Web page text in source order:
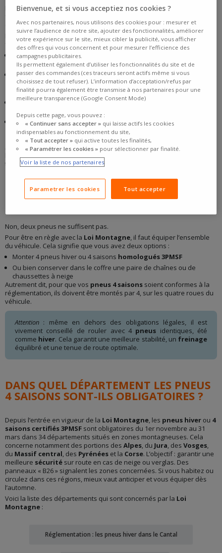
pneus 4 saisonss’usent-ils plus vite que les autres ? Pas
ou hiver, à condition qu’ils soient bien utilisés et entretenus.
En réalité, la durée de vie d’un pneu 4 saisons dépend de plusieurs
facteurs :
Lestyle de conduite: une conduite agressive (accélérations
brusques, freinages secs) accélère l’usure des gommes.
Letype de trajets: les longues distances sur autoroute favorisent
une usure plus régulière, tandis que les routes dégradées ou
sinueuses sollicitent davantage les pneus.
Leclimat : rouler fréquemment sur routes mouillées, verglacées ou
L’entretien: pression adaptée, alignement correct, permutation
régulière... un bon entretien est essentiel pour préserver les
performances et la longévité de vos pneus.
En résumé: bien entretenus et utilisés dans des conditions adaptées,
pneus 4 saisonspeuvent durer aussi longtemps que les autres
types de pneus.
EST-CE QUE DEUX PNEUS 4 SAISONS
SUFFISENT POUR LA LOI MONTAGNE ?
Non, deux pneus ne suffisent pas.
Pour être en règle avec la Loi Montagne, il faut équiper l’ensemble
du véhicule. Cela signifie que vous avez deux options :
Monter 4 pneus hiver ou 4 saisons homologués 3PMSF
Ou bien conserver dans le coffre une paire de chaînes ou de
chaussettes à neige
Autrement dit, pour que vos pneus 4 saisons soient conformes à la
réglementation, ils doivent être montés par 4, sur les quatre roues du
véhicule.
Attention : même en dehors des obligations légales, il est
vivement conseillé de rouler avec 4 pneus identiques, été
comme hiver. Cela garantit une meilleure stabilité, un freinage
équilibré et une tenue de route optimale.
DANS QUEL DÉPARTEMENT LES PNEUS
4 SAISONS SONT-ILS OBLIGATOIRES ?
Depuis l’entrée en vigueur de la Loi Montagne, les pneus hiver ou 4
saisons certifiés 3PMSF sont obligatoires du 1er novembre au 31
mars dans 34 départements situés en zones montagneuses. Cela
concerne notamment des portions des Alpes, du Jura, des Vosges,
du Massif central, des Pyrénées et la Corse. L’objectif : garantir une
meilleure sécurité sur route en cas de neige ou verglas. Des
panneaux « B26 » signalent les zones concernées. Si vous habitez ou
circulez dans ces régions, mieux vaut anticiper et vous équiper dès
l’automne.
Voici la liste des départements qui sont concernés par la Loi
Montagne :
Réglementation : les pneus hiver dans le Cantal
Bienvenue, et si vous acceptiez nos cookies ?
Avec nos partenaires, nous utilisons des cookies pour : mesurer et
suivre l’audience de notre site, ajouter des fonctionnalités, améliorer
votre expérience sur le site, mieux cibler la publicité, vous afficher
des offres qui vous concernent et pour mesurer l’efficience des
campagnes publicitaires.
Ils permettent également d’utiliser les fonctionnalités du site et de
passer des commandes (ces traceurs seront actifs même si vous
choisissez de tout refuser). L’information d’acceptation/refus par
finalité pourra également être transmise à nos partenaires pour une
meilleure transparence (Google Consent Mode)
Depuis cette page, vous pouvez :
« Continuer sans accepter »qui laisse actifs les cookies
indispensables au fonctionnement du site,
« Tout accepter »qui active toutes les finalités,
« Paramétrer les cookies »pour sélectionner par finalité.
Voir la liste de nos partenaires
Parametrer les cookies Tout accepter